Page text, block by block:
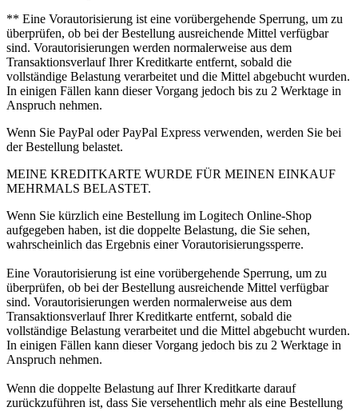
** Eine Vorautorisierung ist eine vorübergehende Sperrung, um zu
überprüfen, ob bei der Bestellung ausreichende Mittel verfügbar
sind. Vorautorisierungen werden normalerweise aus dem
Transaktionsverlauf Ihrer Kreditkarte entfernt, sobald die
vollständige Belastung verarbeitet und die Mittel abgebucht wurden.
In einigen Fällen kann dieser Vorgang jedoch bis zu 2 Werktage in
Anspruch nehmen.
Wenn Sie PayPal oder PayPal Express verwenden, werden Sie bei
der Bestellung belastet.
MEINE KREDITKARTE WURDE FÜR MEINEN EINKAUF
MEHRMALS BELASTET.
Wenn Sie kürzlich eine Bestellung im Logitech Online-Shop
aufgegeben haben, ist die doppelte Belastung, die Sie sehen,
wahrscheinlich das Ergebnis einer Vorautorisierungssperre.
Eine Vorautorisierung ist eine vorübergehende Sperrung, um zu
überprüfen, ob bei der Bestellung ausreichende Mittel verfügbar
sind. Vorautorisierungen werden normalerweise aus dem
Transaktionsverlauf Ihrer Kreditkarte entfernt, sobald die
vollständige Belastung verarbeitet und die Mittel abgebucht wurden.
In einigen Fällen kann dieser Vorgang jedoch bis zu 2 Werktage in
Anspruch nehmen.
Wenn die doppelte Belastung auf Ihrer Kreditkarte darauf
zurückzuführen ist, dass Sie versehentlich mehr als eine Bestellung